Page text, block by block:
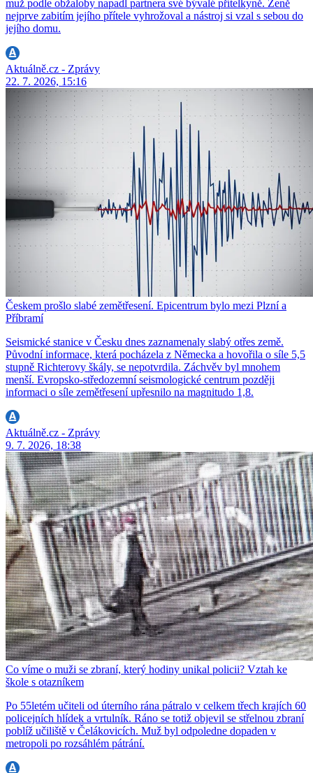
muž podle obžaloby napadl partnera své bývalé přítelkyně. Ženě
nejprve zabitím jejího přítele vyhrožoval a nástroj si vzal s sebou do
jejího domu.
Aktuálně.cz - Zprávy
22. 7. 2026, 15:16
Českem prošlo slabé zemětřesení. Epicentrum bylo mezi Plzní a
Příbramí
Seismické stanice v Česku dnes zaznamenaly slabý otřes země.
Původní informace, která pocházela z Německa a hovořila o síle 5,5
stupně Richterovy škály, se nepotvrdila. Záchvěv byl mnohem
menší. Evropsko-středozemní seismologické centrum později
informaci o síle zemětřesení upřesnilo na magnitudo 1,8.
Aktuálně.cz - Zprávy
9. 7. 2026, 18:38
Co víme o muži se zbraní, který hodiny unikal policii? Vztah ke
škole s otazníkem
Po 55letém učiteli od úterního rána pátralo v celkem třech krajích 60
policejních hlídek a vrtulník. Ráno se totiž objevil se střelnou zbraní
poblíž učiliště v Čelákovicích. Muž byl odpoledne dopaden v
metropoli po rozsáhlém pátrání.